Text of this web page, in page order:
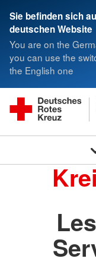
Sie befinden sich
deutschen Website
You are on the
you can use the
the English one